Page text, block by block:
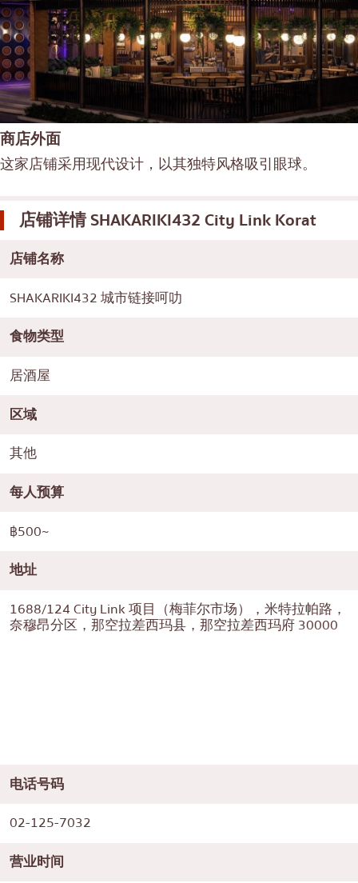
商店外面
这家店铺采用现代设计，以其独特风格吸引眼球。
店铺详情SHAKARIKI432 City Link Korat
店铺名称
SHAKARIKI432 城市链接呵叻
食物类型
居酒屋
区域
其他
每人预算
฿500~
地址
1688/124 City Link 项目（梅菲尔市场），米特拉帕路，
奈穆昂分区，那空拉差西玛县，那空拉差西玛府 30000
电话号码
02-125-7032
营业时间